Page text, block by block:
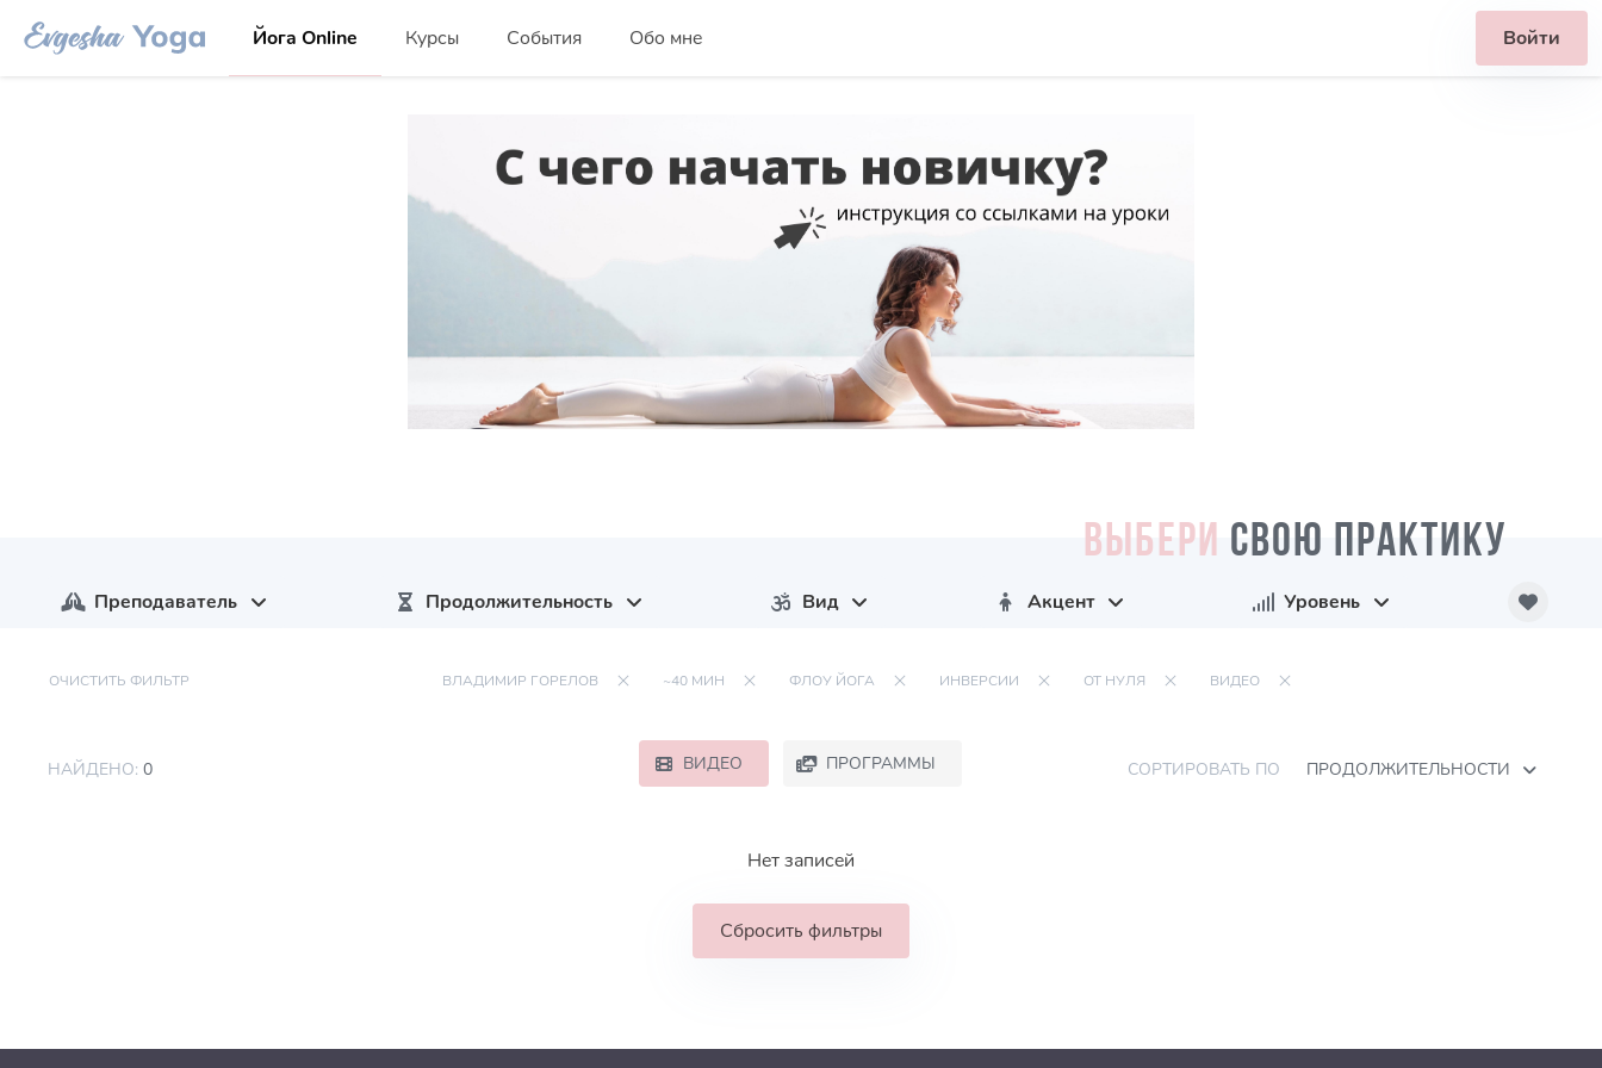
Йога Online Курсы События Обо мне Войти
ВЫБЕРИ СВОЮ ПРАКТИКУ
Преподаватель Продолжительность Вид Акцент Уровень
ОЧИСТИТЬ ФИЛЬТР ВЛАДИМИР ГОРЕЛОВ ~40 МИН ФЛОУ ЙОГА ИНВЕРСИИ ОТ НУЛЯ ВИДЕО
НАЙДЕНО: 0 ВИДЕО ПРОГРАММЫ СОРТИРОВАТЬ ПО ПРОДОЛЖИТЕЛЬНОСТИ
Нет записей
Сбросить фильтры